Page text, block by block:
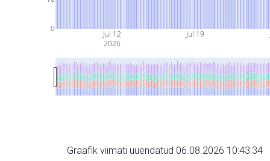
Jul 12
2026
Jul 19
0
Graafik viimati uuendatud 06.08.2026 10:43:34